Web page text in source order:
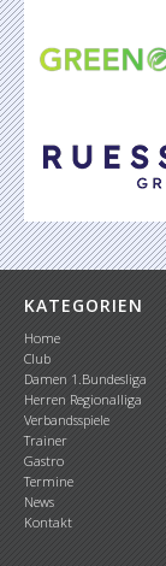
KATEGORIEN
Home
Club
Damen 1.Bundesliga
Herren Regionalliga
Verbandsspiele
Trainer
Gastro
Termine
News
Kontakt